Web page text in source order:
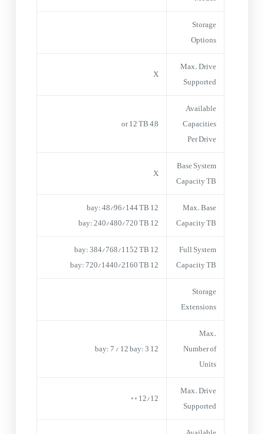
Storage
Options
Max. Drive
Supported
X
Available
Capacities
Per Drive
4,8 or 12 TB
Base System
Capacity TB
X
Max. Base
Capacity TB
12 bay: 48/96/144 TB
12 bay: 240/480/720 TB
Full System
Capacity TB
12 bay: 384/768/1152 TB
12 bay: 720/1440/2160 TB
Storage
Extensions
Max.
Number of
Units
12 bay: 7 / 12 bay: 3
Max. Drive
Supported
12/12 **